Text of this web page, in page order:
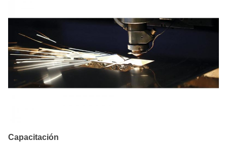
Capacitación